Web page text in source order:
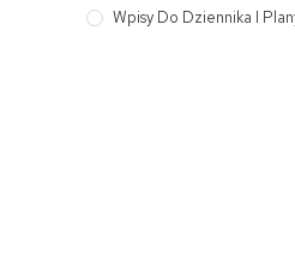
Wpisy Do Dziennika I